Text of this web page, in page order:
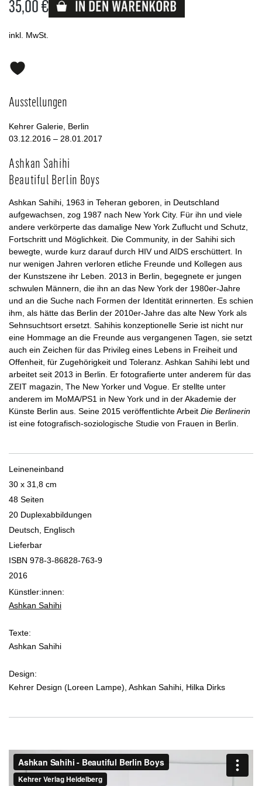
inkl. MwSt.
35,00 € Lieferbar
Ausstellungen
Kehrer Galerie, Berlin
03.12.2016 – 28.01.2017
Ashkan Sahihi
Beautiful Berlin Boys
Ashkan Sahihi, 1963 in Teheran geboren, in Deutschland
aufgewachsen, zog 1987 nach New York City. Für ihn und viele
andere verkörperte das damalige New York Zuflucht und Schutz,
Fortschritt und Möglichkeit. Die Community, in der Sahihi sich
bewegte, wurde kurz darauf durch HIV und AIDS erschüttert. In
nur wenigen Jahren verloren etliche Freunde und Kollegen aus
der Kunstszene ihr Leben. 2013 in Berlin, begegnete er jungen
schwulen Männern, die ihn an das New York der 1980er-Jahre
und an die Suche nach Formen der Identität erinnerten. Es schien
ihm, als hätte das Berlin der 2010er-Jahre das alte New York als
Sehnsuchtsort ersetzt. Sahihis konzeptionelle Serie ist nicht nur
eine Hommage an die Freunde aus vergangenen Tagen, sie setzt
auch ein Zeichen für das Privileg eines Lebens in Freiheit und
Offenheit, für Zugehörigkeit und Toleranz. Ashkan Sahihi lebt und
arbeitet seit 2013 in Berlin. Er fotografierte unter anderem für das
ZEIT magazin, The New Yorker und Vogue. Er stellte unter
anderem im MoMA/PS1 in New York und in der Akademie der
Künste Berlin aus. Seine 2015 veröffentlichte Arbeit Die Berlinerin
ist eine fotografisch-soziologische Studie von Frauen in Berlin.
Leineneinband
30 x 31,8 cm
48 Seiten
20 Duplexabbildungen
Deutsch, Englisch
Lieferbar
ISBN 978-3-86828-763-9
2016
Künstler:innen:
Ashkan Sahihi
Texte:
Ashkan Sahihi
Design:
Kehrer Design (Loreen Lampe), Ashkan Sahihi, Hilka Dirks